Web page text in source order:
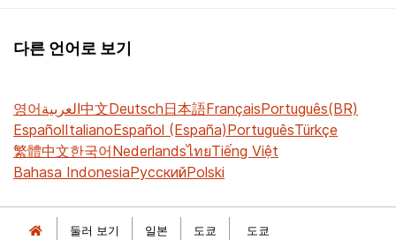
다른 언어로 보기
영어العربية中文Deutsch日本語FrançaisPortuguês(BR)
EspañolItalianoEspañol (España)PortuguêsTürkçe
繁體中文한국어NederlandsไทยTiếng Việt
Bahasa IndonesiaРусскийPolski
둘러 보기 일본 도쿄 도쿄